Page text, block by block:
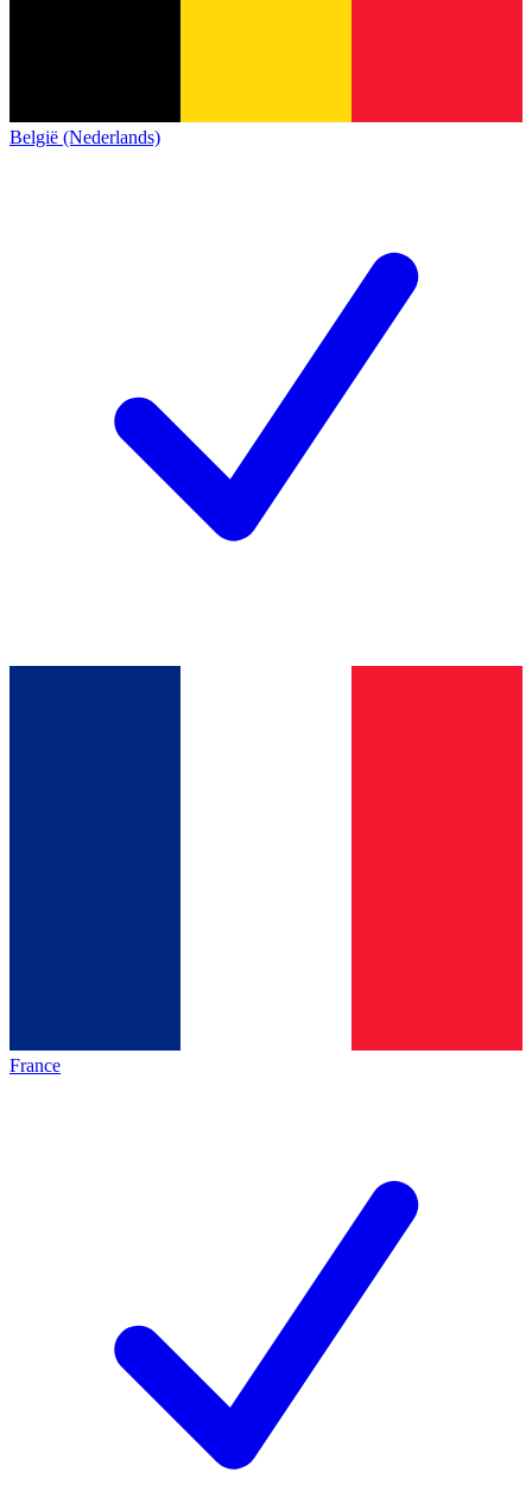
België (Nederlands)
France